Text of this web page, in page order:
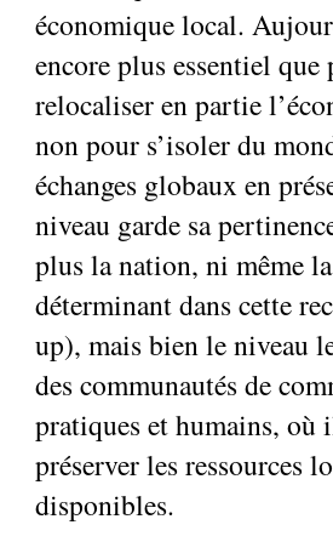
économique local.
encore plus essentiel
relocaliser en partie
non pour s’isoler du
échanges globaux en
niveau garde sa
plus la nation, ni même
déterminant dans cette
up), mais bien le niveau
des communautés de
pratiques et humains, où
préserver les ressources
disponibles.